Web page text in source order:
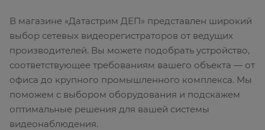
В магазине «Датастрим ДЕП» представлен широкий
выбор сетевых видеорегистраторов от ведущих
производителей. Вы можете подобрать устройство,
соответствующее требованиям вашего объекта — от
офиса до крупного промышленного комплекса. Мы
поможем с выбором оборудования и подскажем
оптимальные решения для вашей системы
видеонаблюдения.